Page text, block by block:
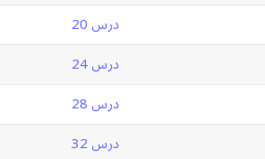
درس 20
درس 24
درس 28
درس 32